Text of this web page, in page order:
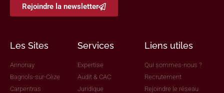
Rejoindre la newsletter
Les Sites
Annonay
Bagnols-sur-Cèze
Carpentras
Services
Expertise
Audit & CAC
Juridique
Liens utiles
Qui sommes-nous ?
Recrutement
Rejoindre le réseau